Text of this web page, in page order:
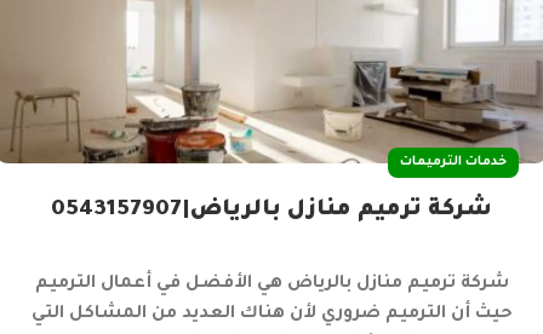
خدمات الترميمات
شركة ترميم منازل بالرياض|0543157907
شركة ترميم منازل بالرياض هي الأفضل في أعمال الترميم
حيث أن الترميم ضروري لأن هناك العديد من المشاكل التي